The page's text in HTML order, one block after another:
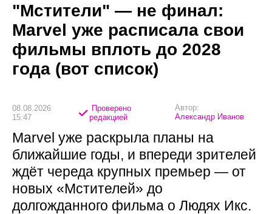
"Мстители" — не финал:
Marvel уже расписала свои
фильмы вплоть до 2028
года (вот список)
08.08.2026
15:47
Проверено
редакцией
Автор:
Александр Иванов
Marvel уже раскрыла планы на
ближайшие годы, и впереди зрителей
ждёт череда крупных премьер — от
новых «Мстителей» до
долгожданного фильма о Людях Икс.